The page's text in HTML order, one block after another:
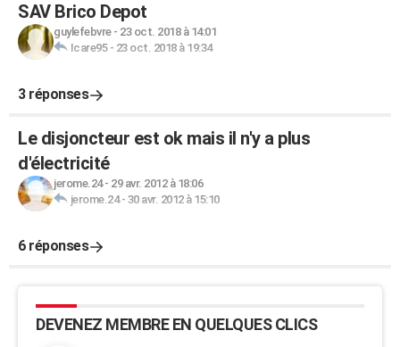
SAV Brico Depot
guylefebvre- 23 oct. 2018 à 14:01
Icare95- 23 oct. 2018 à 19:34
3 réponses
Le disjoncteur est ok mais il n'y a plus
d'électricité
jerome.24- 29 avr. 2012 à 18:06
jerome.24- 30 avr. 2012 à 15:10
6 réponses
DEVENEZ MEMBRE EN QUELQUES CLICS